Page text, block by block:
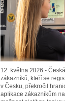
12. května 2026 -
zákazníků, kteří se
v Česku, překročil
aplikace zákazníkům